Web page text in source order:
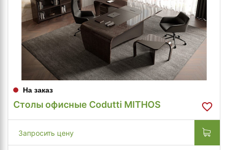
На заказ
Столы офисные Codutti MITHOS
Запросить цену